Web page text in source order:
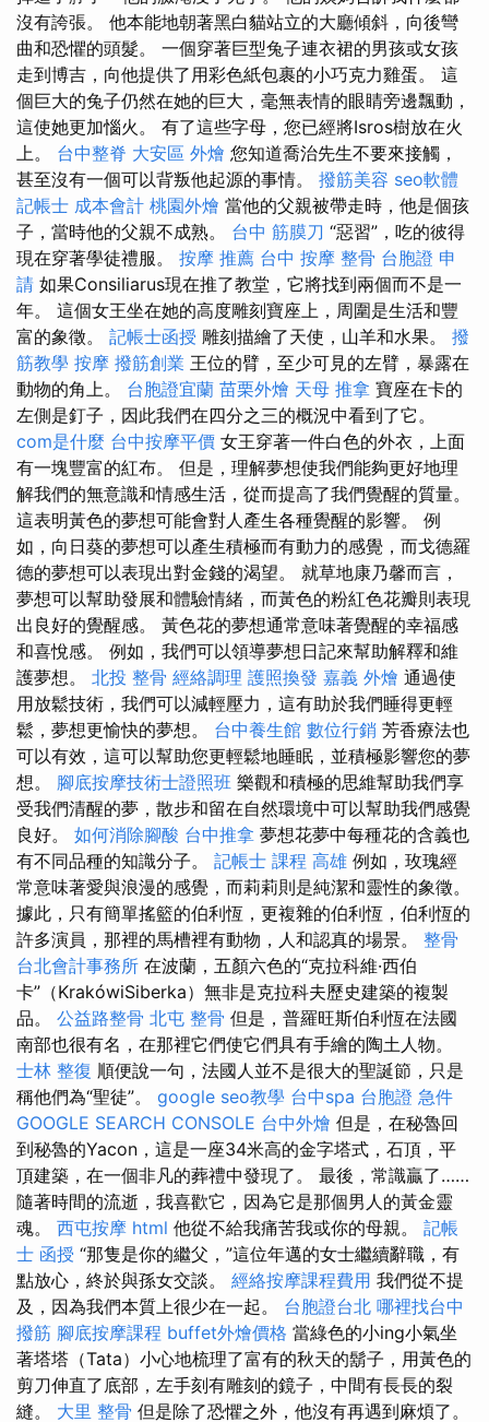
沒有誇張。 他本能地朝著黑白貓站立的大廳傾斜，向後彎
曲和恐懼的頭髮。 一個穿著巨型兔子連衣裙的男孩或女孩
走到博吉，向他提供了用彩色紙包裹的小巧克力雞蛋。 這
個巨大的兔子仍然在她的巨大，毫無表情的眼睛旁邊飄動，
這使她更加惱火。 有了這些字母，您已經將Isros樹放在火
上。 台中整脊 大安區 外燴 您知道喬治先生不要來接觸，
甚至沒有一個可以背叛他起源的事情。 撥筋美容 seo軟體
記帳士 成本會計 桃園外燴 當他的父親被帶走時，他是個孩
子，當時他的父親不成熟。 台中 筋膜刀 “惡習”，吃的彼得
現在穿著學徒禮服。 按摩 推薦 台中 按摩 整骨 台胞證 申
請 如果Consiliarus現在推了教堂，它將找到兩個而不是一
年。 這個女王坐在她的高度雕刻寶座上，周圍是生活和豐
富的象徵。 記帳士函授 雕刻描繪了天使，山羊和水果。 撥
筋教學 按摩 撥筋創業 王位的臂，至少可見的左臂，暴露在
動物的角上。 台胞證宜蘭 苗栗外燴 天母 推拿 寶座在卡的
左側是釘子，因此我們在四分之三的概況中看到了它。
com是什麼 台中按摩平價 女王穿著一件白色的外衣，上面
有一塊豐富的紅布。 但是，理解夢想使我們能夠更好地理
解我們的無意識和情感生活，從而提高了我們覺醒的質量。
這表明黃色的夢想可能會對人產生各種覺醒的影響。 例
如，向日葵的夢想可以產生積極而有動力的感覺，而戈德羅
德的夢想可以表現出對金錢的渴望。 就草地康乃馨而言，
夢想可以幫助發展和體驗情緒，而黃色的粉紅色花瓣則表現
出良好的覺醒感。 黃色花的夢想通常意味著覺醒的幸福感
和喜悅感。 例如，我們可以領導夢想日記來幫助解釋和維
護夢想。 北投 整骨 經絡調理 護照換發 嘉義 外燴 通過使
用放鬆技術，我們可以減輕壓力，這有助於我們睡得更輕
鬆，夢想更愉快的夢想。 台中養生館 數位行銷 芳香療法也
可以有效，這可以幫助您更輕鬆地睡眠，並積極影響您的夢
想。 腳底按摩技術士證照班 樂觀和積極的思維幫助我們享
受我們清醒的夢，散步和留在自然環境中可以幫助我們感覺
良好。 如何消除腳酸 台中推拿 夢想花夢中每種花的含義也
有不同品種的知識分子。 記帳士 課程 高雄 例如，玫瑰經
常意味著愛與浪漫的感覺，而莉莉則是純潔和靈性的象徵。
據此，只有簡單搖籃的伯利恆，更複雜的伯利恆，伯利恆的
許多演員，那裡的馬槽裡有動物，人和認真的場景。 整骨
台北會計事務所 在波蘭，五顏六色的“克拉科維·西伯
卡”（KrakówiSiberka）無非是克拉科夫歷史建築的複製
品。 公益路整骨 北屯 整骨 但是，普羅旺斯伯利恆在法國
南部也很有名，在那裡它們使它們具有手繪的陶土人物。
士林 整復 順便說一句，法國人並不是很大的聖誕節，只是
稱他們為“聖徒”。 google seo教學 台中spa 台胞證 急件
GOOGLE SEARCH CONSOLE 台中外燴 但是，在秘魯回
到秘魯的Yacon，這是一座34米高的金字塔式，石頂，平
頂建築，在一個非凡的葬禮中發現了。 最後，常識贏了……
隨著時間的流逝，我喜歡它，因為它是那個男人的黃金靈
魂。 西屯按摩 html 他從不給我痛苦我或你的母親。 記帳
士 函授 “那隻是你的繼父，”這位年邁的女士繼續辭職，有
點放心，終於與孫女交談。 經絡按摩課程費用 我們從不提
及，因為我們本質上很少在一起。 台胞證台北 哪裡找台中
撥筋 腳底按摩課程 buffet外燴價格 當綠色的小ing小氣坐
著塔塔（Tata）小心地梳理了富有的秋天的鬍子，用黃色的
剪刀伸直了底部，左手刻有雕刻的鏡子，中間有長長的裂
縫。 大里 整骨 但是除了恐懼之外，他沒有再遇到麻煩了。